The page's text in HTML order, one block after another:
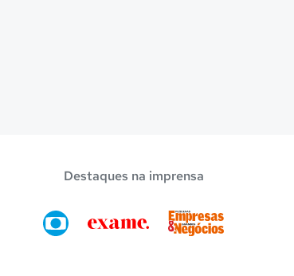
Destaques na imprensa